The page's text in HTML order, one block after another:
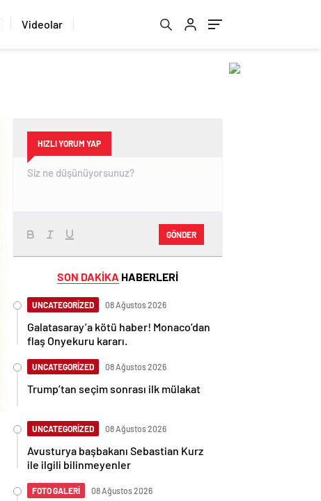
Videolar
HIZLI YORUM YAP
GÖNDER
SON DAKİKA HABERLERİ
UNCATEGORİZED 08 Ağustos 2026
Galatasaray’a kötü haber! Monaco’dan
flaş Onyekuru kararı.
UNCATEGORİZED 08 Ağustos 2026
Trump’tan seçim sonrası ilk mülakat
UNCATEGORİZED 08 Ağustos 2026
Avusturya başbakanı Sebastian Kurz
ile ilgili bilinmeyenler
FOTO GALERİ 08 Ağustos 2026